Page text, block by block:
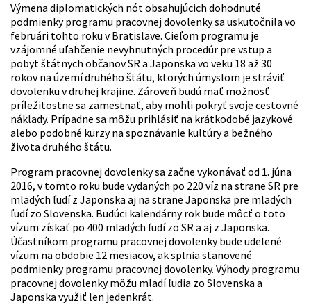
Výmena diplomatických nót obsahujúcich dohodnuté
podmienky programu pracovnej dovolenky sa uskutočnila vo
februári tohto roku v Bratislave. Cieľom programu je
vzájomné uľahčenie nevyhnutných procedúr pre vstup a
pobyt štátnych občanov SR a Japonska vo veku 18 až 30
rokov na území druhého štátu, ktorých úmyslom je stráviť
dovolenku v druhej krajine. Zároveň budú mať možnosť
príležitostne sa zamestnať, aby mohli pokryť svoje cestovné
náklady. Prípadne sa môžu prihlásiť na krátkodobé jazykové
alebo podobné kurzy na spoznávanie kultúry a bežného
života druhého štátu.
Program pracovnej dovolenky sa začne vykonávať od 1. júna
2016, v tomto roku bude vydaných po 220 víz na strane SR pre
mladých ľudí z Japonska aj na strane Japonska pre mladých
ľudí zo Slovenska. Budúci kalendárny rok bude môcť o toto
vízum získať po 400 mladých ľudí zo SR a aj z Japonska.
Účastníkom programu pracovnej dovolenky bude udelené
vízum na obdobie 12 mesiacov, ak splnia stanovené
podmienky programu pracovnej dovolenky. Výhody programu
pracovnej dovolenky môžu mladí ľudia zo Slovenska a
Japonska využiť len jedenkrát.